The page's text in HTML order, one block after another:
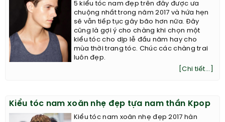
5 kiểu tóc nam đẹp trên đây được ưa
chuộng nhất trong năm 2017 và hứa hẹn
sẽ vẫn tiếp tục gây bão hơn nữa. Đây
cũng là gợi ý cho chàng khi chọn một
kiểu tóc cho dịp lễ đầu năm hay cho
mùa thời trang tóc. Chúc các chàng trai
luôn đẹp.
[Chi tiết...]
Kiểu tóc nam xoăn nhẹ đẹp tựa nam thần Kpop
Kiểu tóc nam xoăn nhẹ đẹp 2017 hàn